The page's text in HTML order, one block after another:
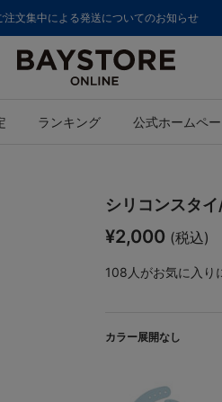
注文集中による発送についてのお知らせ
ランキング 公式ホームペ
シリコンスタ
¥2,000 (税込)
108 人がお気に入り
カラー展開なし